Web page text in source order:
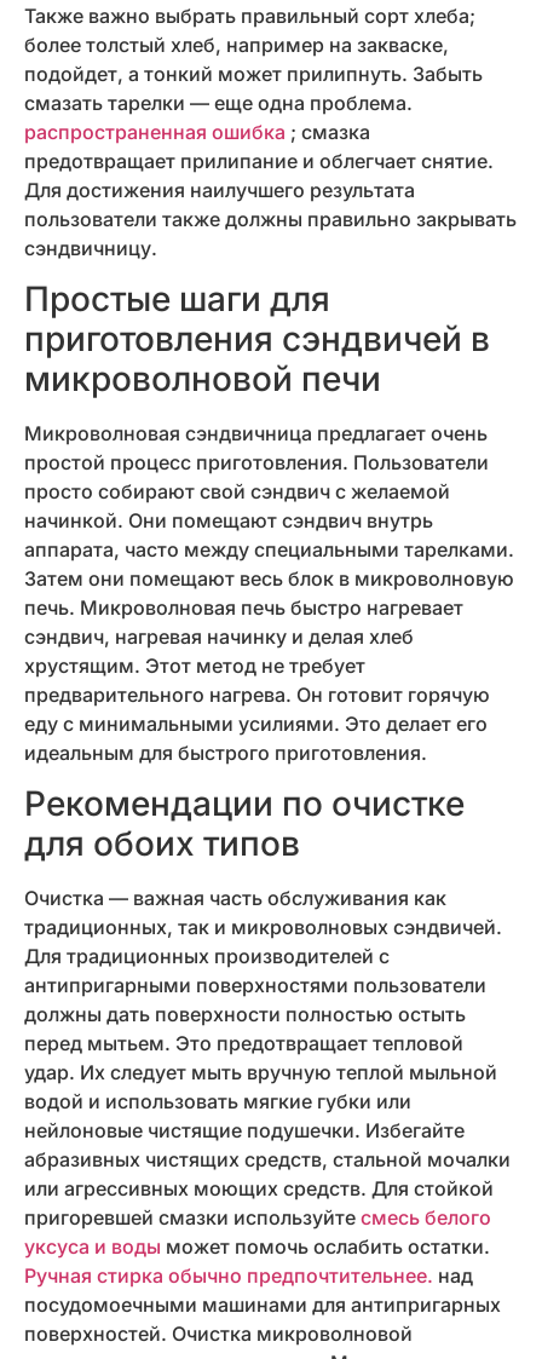
Также важно выбрать правильный сорт хлеба;
более толстый хлеб, например на закваске,
подойдет, а тонкий может прилипнуть. Забыть
смазать тарелки — еще одна проблема.
распространенная ошибка ; смазка
предотвращает прилипание и облегчает снятие.
Для достижения наилучшего результата
пользователи также должны правильно закрывать
сэндвичницу.
Простые шаги для
приготовления сэндвичей в
микроволновой печи
Микроволновая сэндвичница предлагает очень
простой процесс приготовления. Пользователи
просто собирают свой сэндвич с желаемой
начинкой. Они помещают сэндвич внутрь
аппарата, часто между специальными тарелками.
Затем они помещают весь блок в микроволновую
печь. Микроволновая печь быстро нагревает
сэндвич, нагревая начинку и делая хлеб
хрустящим. Этот метод не требует
предварительного нагрева. Он готовит горячую
еду с минимальными усилиями. Это делает его
идеальным для быстрого приготовления.
Рекомендации по очистке
для обоих типов
Очистка — важная часть обслуживания как
традиционных, так и микроволновых сэндвичей.
Для традиционных производителей с
антипригарными поверхностями пользователи
должны дать поверхности полностью остыть
перед мытьем. Это предотвращает тепловой
удар. Их следует мыть вручную теплой мыльной
водой и использовать мягкие губки или
нейлоновые чистящие подушечки. Избегайте
абразивных чистящих средств, стальной мочалки
или агрессивных моющих средств. Для стойкой
пригоревшей смазки используйте смесь белого
уксуса и воды может помочь ослабить остатки.
Ручная стирка обычно предпочтительнее. над
посудомоечными машинами для антипригарных
поверхностей. Очистка микроволновой